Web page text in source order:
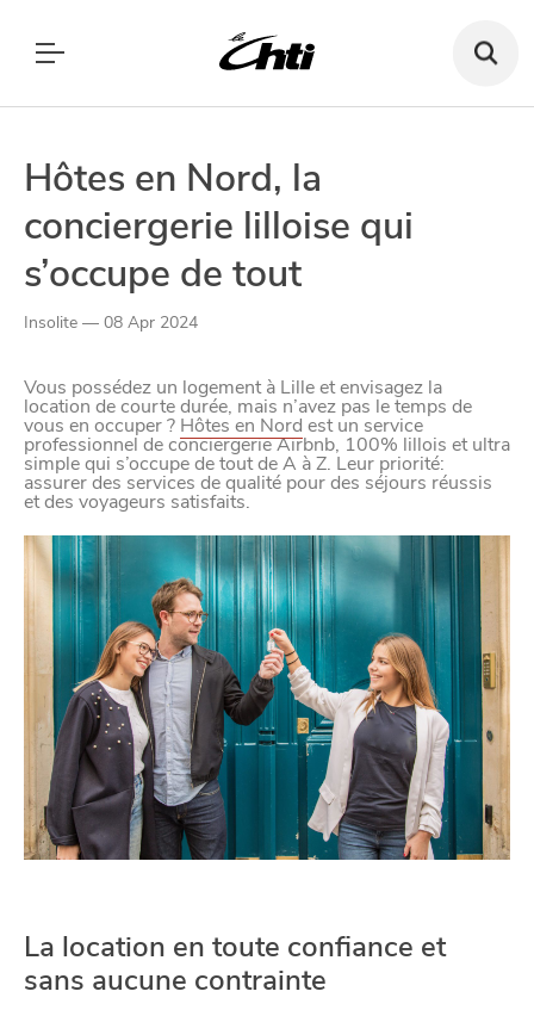
bar,
SORTIR
SE DIVERTIR
CHTITE CANAILLE
BLOG
Hôtes en Nord, la
conciergerie lilloise qui
s’occupe de tout
Insolite — 08 Apr 2024
Vous possédez un logement à Lille et envisagez la
location de courte durée, mais n’avez pas le temps de
vous en occuper ? Hôtes en Nord est un service
professionnel de conciergerie Airbnb, 100% lillois et ultra
simple qui s’occupe de tout de A à Z. Leur priorité:
assurer des services de qualité pour des séjours réussis
et des voyageurs satisfaits.
La location en toute confiance et
sans aucune contrainte
SE DIVERTIR
SORTIR
VIVRE
Paramètres de confidentialité
Google Analytics
Google Maps
Paramètres de
confidentialité
Afin de faciliter votre navigation et de vous
apporter le meilleur service possible, nous utilisons
des cookies pour améliorer le site aux besoins des
visiteurs, notamment selon la fréquentation.